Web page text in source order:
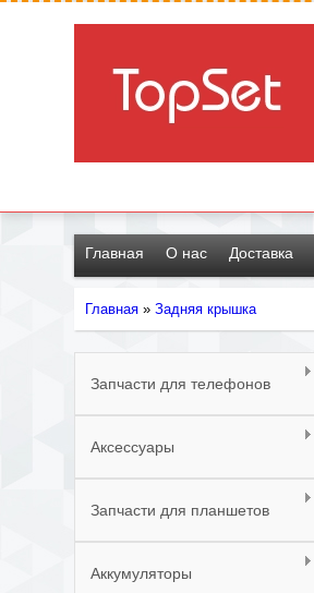
Главная О нас Доставка
здесь
Главная » Задняя крышка
Запчасти для телефонов
Аксессуары
Запчасти для планшетов
Аккумуляторы